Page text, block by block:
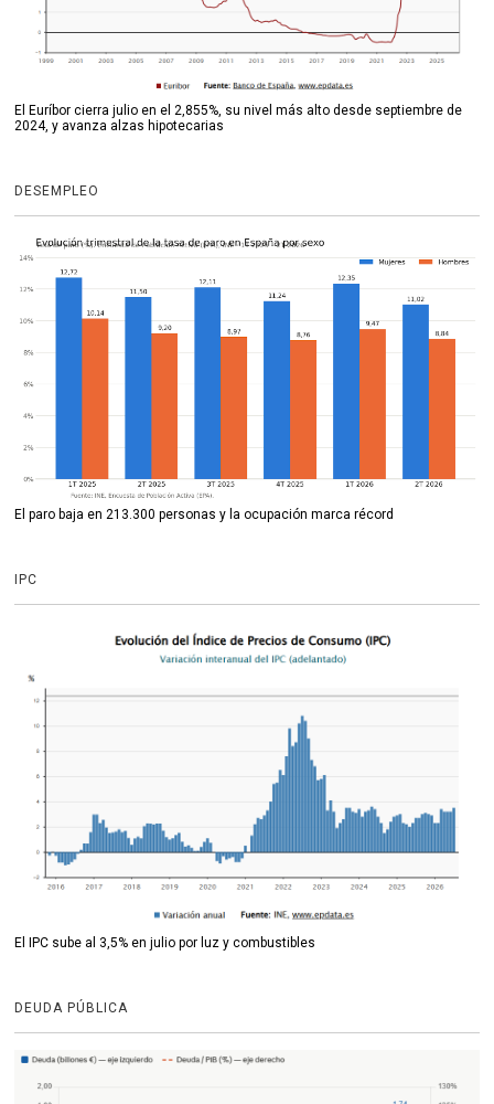
El Euríbor cierra julio en el 2,855%, su nivel más alto desde septiembre de
2024, y avanza alzas hipotecarias
DESEMPLEO
El paro baja en 213.300 personas y la ocupación marca récord
IPC
El IPC sube al 3,5% en julio por luz y combustibles
DEUDA PÚBLICA